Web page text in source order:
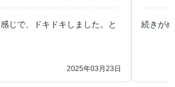
じで、ドキドキしました。と
2025年03月23日
ので読
続きが